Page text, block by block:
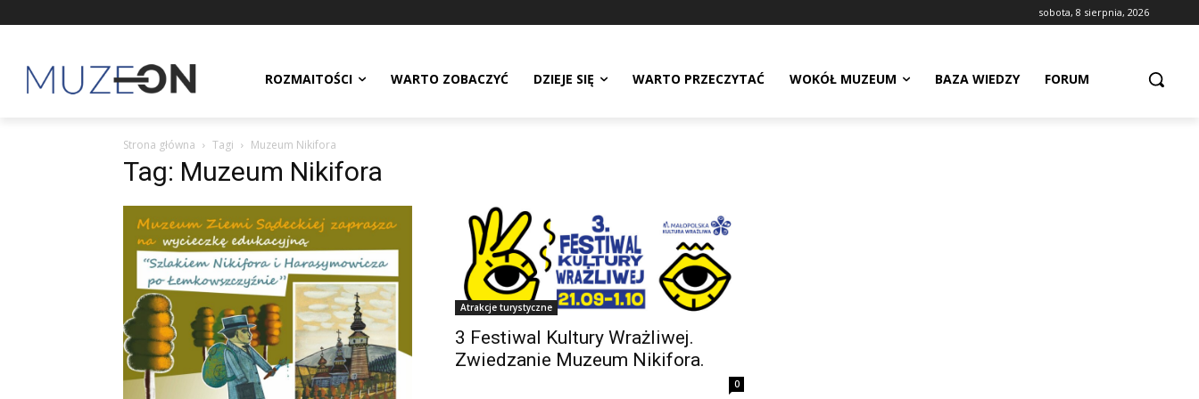
sobota, 8 sierpnia, 2026
ROZMAITOŚCI WARTO ZOBACZYĆ DZIEJE SIĘ WARTO PRZECZYTAĆ WOKÓŁ MUZEUM BAZA WIEDZY FORUM
Strona główna Tagi Muzeum Nikifora
Tag: Muzeum Nikifora
Atrakcje turystyczne
3 Festiwal Kultury Wrażliwej.
Zwiedzanie Muzeum Nikifora.
0